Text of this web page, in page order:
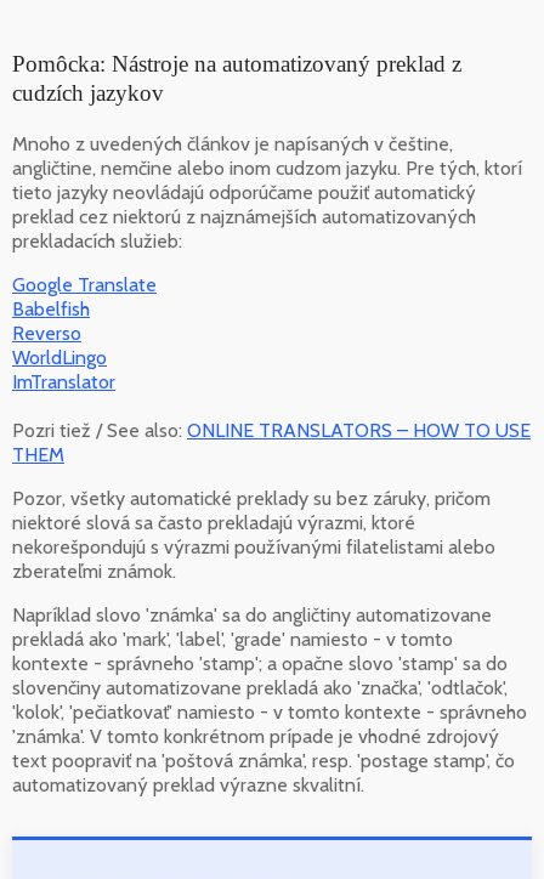
Pomôcka: Nástroje na automatizovaný preklad z
cudzích jazykov
Mnoho z uvedených článkov je napísaných v češtine,
angličtine, nemčine alebo inom cudzom jazyku. Pre tých, ktorí
tieto jazyky neovládajú odporúčame použiť automatický
preklad cez niektorú z najznámejších automatizovaných
prekladacích služieb:
Google Translate
Babelfish
Reverso
WorldLingo
ImTranslator
Pozri tiež / See also: ONLINE TRANSLATORS – HOW TO USE
THEM
Pozor, všetky automatické preklady su bez záruky, pričom
niektoré slová sa často prekladajú výrazmi, ktoré
nekorešpondujú s výrazmi používanými filatelistami alebo
zberateľmi známok.
Napríklad slovo 'známka' sa do angličtiny automatizovane
prekladá ako 'mark', 'label', 'grade' namiesto - v tomto
kontexte - správneho 'stamp'; a opačne slovo 'stamp' sa do
slovenčiny automatizovane prekladá ako 'značka', 'odtlačok',
'kolok', 'pečiatkovať' namiesto - v tomto kontexte - správneho
'známka'. V tomto konkrétnom prípade je vhodné zdrojový
text poopraviť na 'poštová známka', resp. 'postage stamp', čo
automatizovaný preklad výrazne skvalitní.